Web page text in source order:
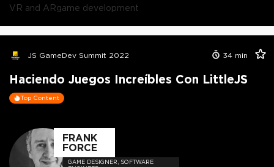
VR and ARgame development
JS GameDev Summit 2022 34 min
Haciendo Juegos Increíbles Con LittleJS
Top Content
FRANK
FORCE
GAME DESIGNER, SOFTWARE